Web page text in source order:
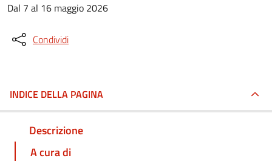
Dal 7 al 16 maggio 2026
Condividi
INDICE DELLA PAGINA
Descrizione
A cura di